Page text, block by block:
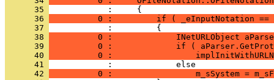
      35
      36
0 :         if ( _eInputNotation ==
      37
      38
0 :             INetURLObject
      39
0 :             if (
      40
0 :
      41
      42
0 :                 m_sSystem =